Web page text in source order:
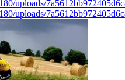
uploads/
uploads/